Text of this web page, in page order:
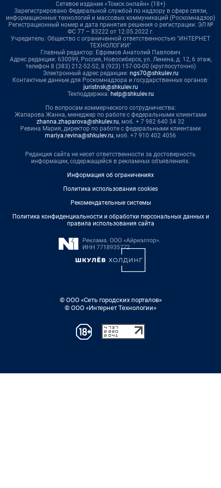
Сетевое издание «Томск онлайн» (18+)
Зарегистрировано Федеральной службой по надзору в сфере связи,
информационных технологий и массовых коммуникаций (Роскомнадзор)
Регистрационный номер и дата принятия решения о регистрации: ЭЛ №
ФС 77 – 83222 от 12.05.2022 г.
Учредитель: Общество с ограниченной ответственностью "ИНТЕРНЕТ
ТЕХНОЛОГИИ"
Главный редактор: Ефремов Анатолий Павлович
Адрес редакции: 630099, Россия, Новосибирск, ул. Ленина, д. 12, 6 этаж,
телефон 8 (383) 212-52-52, 8 (923) 157-00-00 (круглосуточно)
Электронный адрес редакции: ngs70@shkulev.ru
Контактные данные для Роскомнадзора и государственных органов:
juristnsk@shkulev.ru
Техподдержка: help@shkulev.ru
По вопросам коммерческого сотрудничества:
Жапарова Жанна, менеджер по работе с федеральными клиентами
zhanna.zhaparova@shkulev.ru, моб. + 7 982 640 34 32
Ревина Мария, директор по работе с федеральными клиентами
mariya.revina@shkulev.ru, моб. +7 910 402 4056
Редакция сайта не несет ответственности за достоверность
информации, содержащейся в рекламных объявлениях.
Информация об ограничениях
Политика использования cookies
Рекомендательные системы
Политика конфиденциальности и обработки персональных данных и
правила использования сайта
© ООО «Сеть городских порталов»
© ООО «Интернет Технологии»